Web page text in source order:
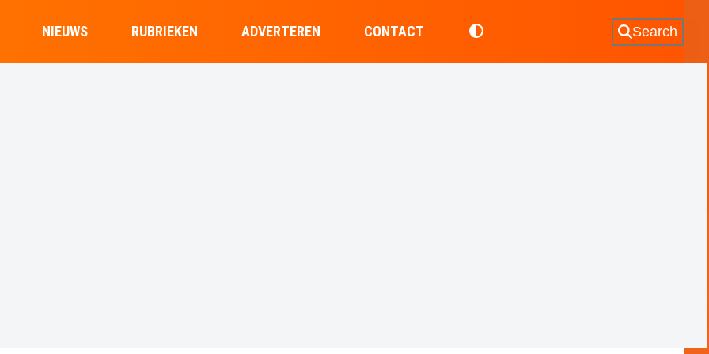
NIEUWS RUBRIEKEN ADVERTEREN CONTACT Search